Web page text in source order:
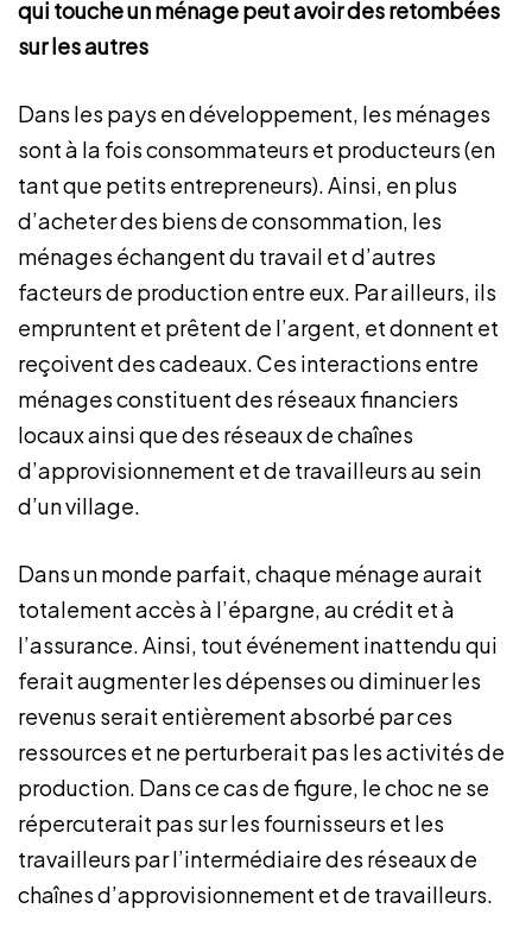
qui touche un ménage peut avoir des retombées
sur les autres
Dans les pays en développement, les ménages
sont à la fois consommateurs et producteurs (en
tant que petits entrepreneurs). Ainsi, en plus
d’acheter des biens de consommation, les
ménages échangent du travail et d’autres
facteurs de production entre eux. Par ailleurs, ils
empruntent et prêtent de l’argent, et donnent et
reçoivent des cadeaux. Ces interactions entre
ménages constituent des réseaux financiers
locaux ainsi que des réseaux de chaînes
d’approvisionnement et de travailleurs au sein
d’un village.
Dans un monde parfait, chaque ménage aurait
totalement accès à l’épargne, au crédit et à
l’assurance. Ainsi, tout événement inattendu qui
ferait augmenter les dépenses ou diminuer les
revenus serait entièrement absorbé par ces
ressources et ne perturberait pas les activités de
production. Dans ce cas de figure, le choc ne se
répercuterait pas sur les fournisseurs et les
travailleurs par l’intermédiaire des réseaux de
chaînes d’approvisionnement et de travailleurs.